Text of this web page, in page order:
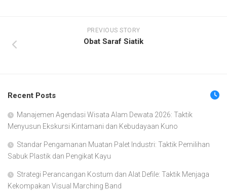
PREVIOUS STORY
Obat Saraf Siatik
Recent Posts
Manajemen Agendasi Wisata Alam Dewata 2026: Taktik
Menyusun Ekskursi Kintamani dan Kebudayaan Kuno
Standar Pengamanan Muatan Palet Industri: Taktik Pemilihan
Sabuk Plastik dan Pengikat Kayu
Strategi Perancangan Kostum dan Alat Defile: Taktik Menjaga
Kekompakan Visual Marching Band